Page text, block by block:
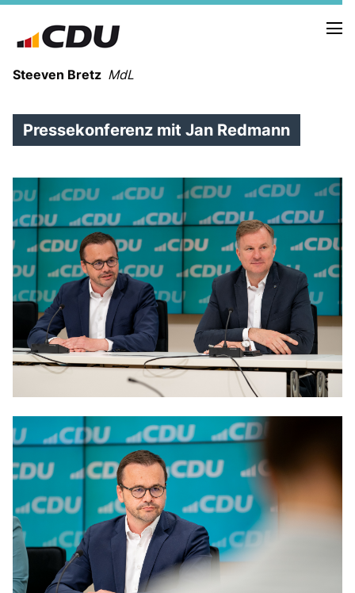
Steeven Bretz MdL
VITA
WAHLKREISBESUCHE
PRESSEFOTOS
MEIN BÜRGERBÜRO
MEIN WAHLKREIS
ZIELE
Redebeiträge
Anträge CDU
Kleine Anfragen
CDU Deutschland
CDU Fraktion im Brandenburger Landtag
CDU Brandenburg
CDU Potsdam
Pressekonferenz mit Jan Redmann